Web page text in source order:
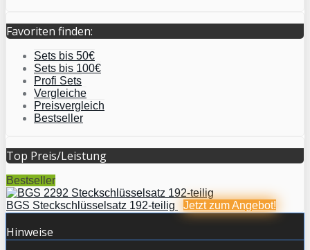
Favoriten finden:
Sets bis 50€
Sets bis 100€
Profi Sets
Vergleiche
Preisvergleich
Bestseller
Top Preis/Leistung
Bestseller
BGS Steckschlüsselsatz 192-teilig Jetzt zumAngebot!
Hinweise